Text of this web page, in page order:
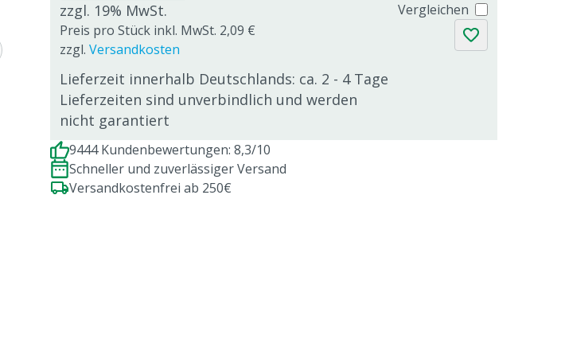
zzgl. 19% MwSt.
Preis pro Stück inkl. MwSt. 2,09 €
zzgl. Versandkosten
Lieferzeit innerhalb Deutschlands: ca. 2 - 4 Tage
Lieferzeiten sind unverbindlich und werden
nicht garantiert
Vergleichen
9444 Kundenbewertungen: 8,3/10
Schneller und zuverlässiger Versand
Versandkostenfrei ab 250€